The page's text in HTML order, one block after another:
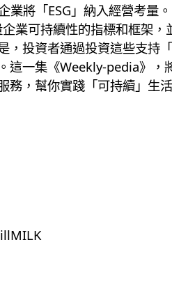
業將「ESG」納入經營考量
業可持續性的指標和框架，
投資者通過投資這些支持
這一集《Weekly-pedia》
務，幫你實踐「可持續」生活